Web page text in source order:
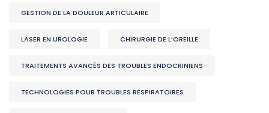
GESTION DE LA DOULEUR ARTICULAIRE
LASER EN UROLOGIE CHIRURGIE DE L’OREILLE
TRAITEMENTS AVANCÉS DES TROUBLES ENDOCRINIENS
TECHNOLOGIES POUR TROUBLES RESPIRATOIRES